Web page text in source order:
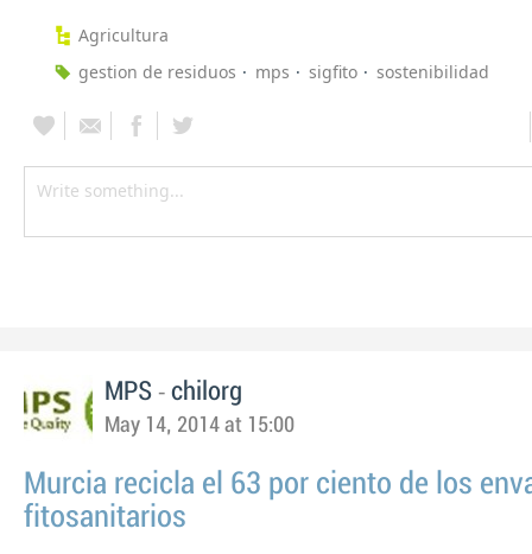
Agricultura
gestion de residuos
mps sigfito sostenibilidad
MPS - chilorg
May 14, 2014 at 15:00
Murcia recicla el 63 por ciento de los
fitosanitarios